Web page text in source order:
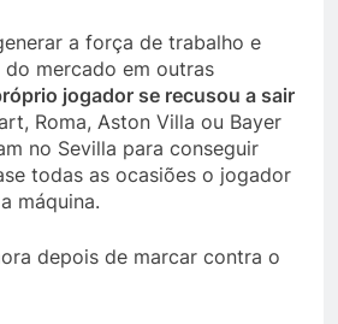
a força de trabalho e
mercado em outras
jogador se recusou a sair
Roma, Aston Villa ou Bayer
no Sevilla para conseguir
todas as ocasiões o jogador
máquina.
depois de marcar contra o